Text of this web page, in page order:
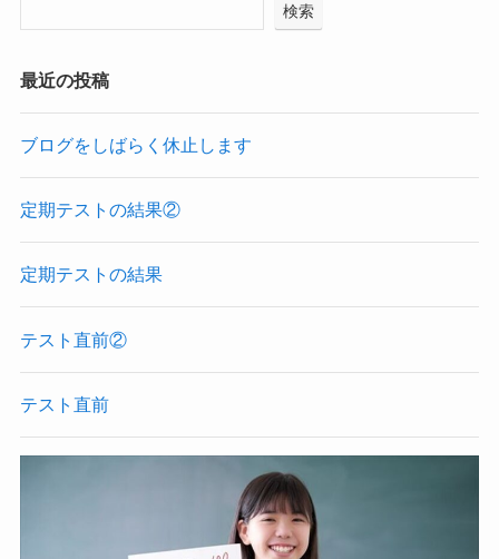
検索
最近の投稿
ブログをしばらく休止します
定期テストの結果②
定期テストの結果
テスト直前②
テスト直前